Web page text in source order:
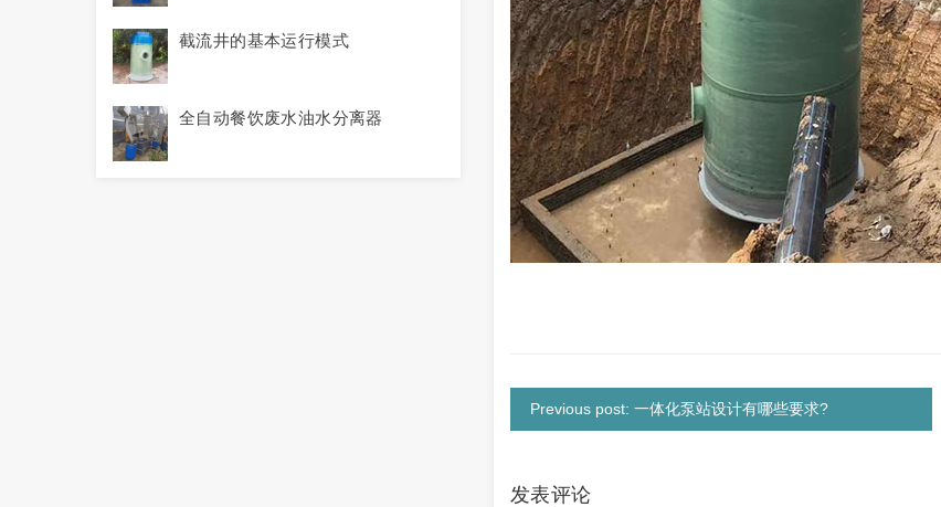
截流井的基本运行模式
全自动餐饮废水油水分离器
Previous post: 一体化泵站设计有哪些要求?
发表评论